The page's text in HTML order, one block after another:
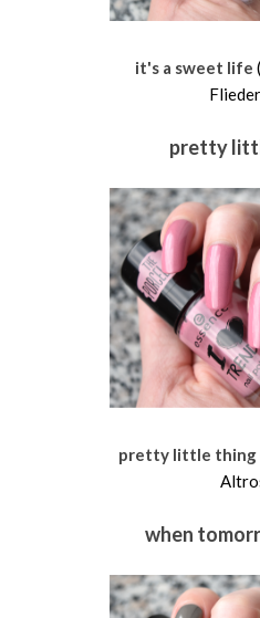
it's a sweet life
pretty
pretty little thing
when